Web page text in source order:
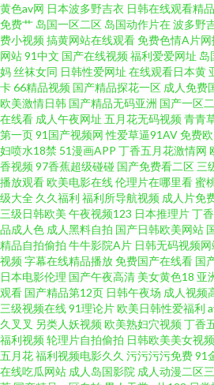
频在线观看 91专区在线欢看 91大香蕉公开在
一24免费观看 亚洲成人小说网 成人午夜福利
级 婷婷精品久久 老司机精品在线观看 91中文
网 四虎AV淫国产精东 AV亚洲先锋 日韩精品
无码 不卡av在线电影网 日本3级网络入口 影音
男人天堂资源 91看片网站官网 久久嫩草视频
频 东京热群交影片 影音先锋绿帽电影 成人午
91免费在线观看网页 色片儿视频 美女直播性
极品在线视频 91传媒视频再现观看 久久人妻
久 95视频国产 波多野结衣先峰影音 不卡人Av
黄色av网 日本波多野吉衣 日韩在线观看精品
免费艹 岛国一区二区 岛国动作片在波多野
费小视频搞黄网站在线观看免费色情A片网
网站91中文 国产在线视频福利爱爱网址 岛
妈丝袜女同 日韩性爱网址 在线观看日本黄
卡66精品视频 国产精品探花一区 成人免费
欧美激情日韩 国产精品无码亚洲 国产一区
在线看 成人午夜网址 五月花无码视频青青
第一页91国产视频网 性爱草逼91AV免费
妇喷水18禁 51漫画APP 丁香五月花激情网
香视频97香蕉超级碰碰 国产免费看二区 三
播放观看欧美电影在线伦理片在哪里看蜜
级大全 久久福利 福利所导航视频 成人片免
三级日韩欧美 午夜视频123 日本推理片丁
品成人色 成人黑料自拍 国产日韩欧美网站
精品自拍偷拍 牛牛影院A片 日韩无码视频网
视频字幕在线精品播放免费国产在线看 国
日本电影伦理 国产午夜高清 美女黄色18 亚
观看 国产精品第12页 日韩午夜场 成人视频
三级视频在线91理论片欧美日韩性爱福利
久叉叉 另类人妖视频欧美熟妇穴视频丁香
福利视频轮理片自拍偷拍 日韩欧美美女视频
五月花福利视频电影久久 污污污污免费91
在线吃瓜网站 成人岛国影院 成人动漫二区